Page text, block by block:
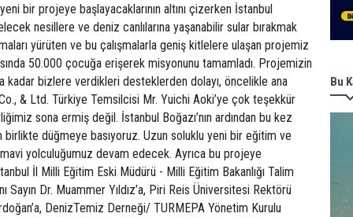
bir projeye başlayacaklarının altını çizerken İstanbul
nesillere ve deniz canlılarına yaşanabilir sular bırakmak
yürüten ve bu çalışmalarla geniş kitlelere ulaşan projemiz
50.000 çocuğa erişerek misyonunu tamamladı. Projemizin
kadar bizlere verdikleri desteklerden dolayı, öncelikle ana
& Ltd. Türkiye Temsilcisi Mr. Yuichi Aoki’ye çok teşekkür
sona ermiş değil. İstanbul Boğazı’nın ardından bu kez
birlikte düğmeye basıyoruz. Uzun soluklu yeni bir eğitim ve
yolculuğumuz devam edecek. Ayrıca bu projeye
İl Milli Eğitim Eski Müdürü - Milli Eğitim Bakanlığı Talim
Sayın Dr. Muammer Yıldız’a, Piri Reis Üniversitesi Rektörü
DenizTemiz Derneği/ TURMEPA Yönetim Kurulu
Bu